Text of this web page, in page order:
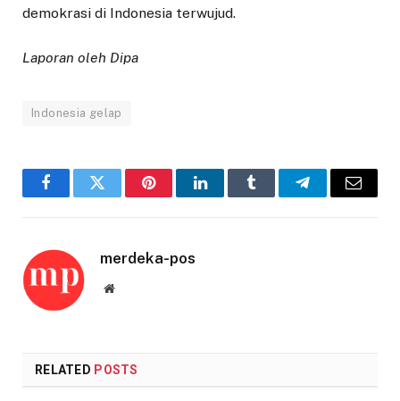
demokrasi di Indonesia terwujud.
Laporan oleh Dipa
Indonesia gelap
FacebookTwitter PinterestLinkedInTumblr TelegramEmail
merdeka-pos
Website
RELATED POSTS